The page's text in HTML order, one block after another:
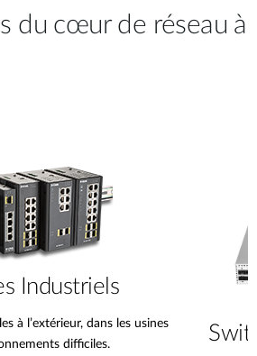
du cœur de réseau à
Industriels
à l’extérieur, dans les usines
difficiles.